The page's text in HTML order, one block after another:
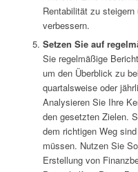
Rentabilität zu
verbessern.
Setzen Sie auf
Sie regelmäßige
um den Überblick zu
quartalsweise oder
Analysieren Sie Ihre
den gesetzten Zielen.
dem richtigen Weg
müssen. Nutzen Sie
Erstellung von